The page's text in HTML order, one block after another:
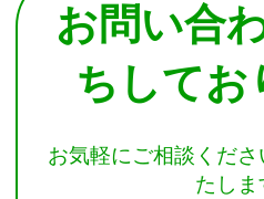
お問い合
ちしてお
お気軽にご相談くだ
たしま